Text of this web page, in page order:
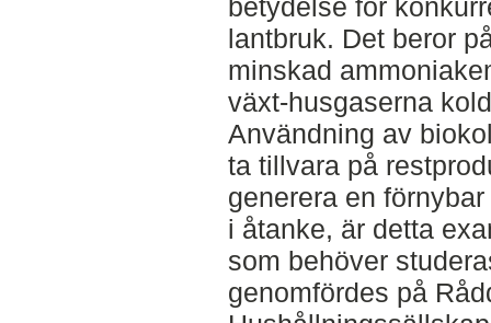
betydelse för
lantbruk. Det beror
minskad
växt-husgaserna
Användning av
ta tillvara på
generera en
i åtanke, är detta
som behöver
genomfördes på